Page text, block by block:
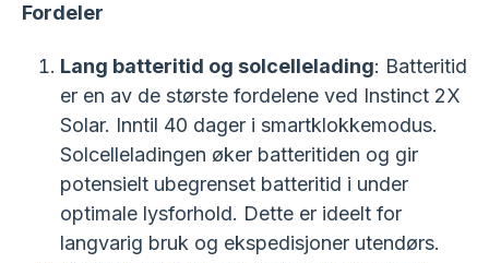
Fordeler
Lang batteritid og solcellelading: Batteritid
er en av de største fordelene ved Instinct 2X
Solar. Inntil 40 dager i smartklokkemodus.
Solcelleladingen øker batteritiden og gir
potensielt ubegrenset batteritid i under
optimale lysforhold. Dette er ideelt for
langvarig bruk og ekspedisjoner utendørs.